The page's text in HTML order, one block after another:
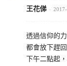
王花俤 -
透過信仰的
都會放下趕
下午二點起